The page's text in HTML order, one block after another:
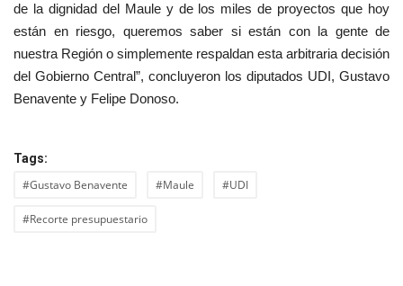
de la dignidad del Maule y de los miles de proyectos que hoy
están en riesgo, queremos saber si están con la gente de
nuestra Región o simplemente respaldan esta arbitraria decisión
del Gobierno Central”, concluyeron los diputados UDI, Gustavo
Benavente y Felipe Donoso.
Tags:
#Gustavo Benavente #Maule #UDI
#Recorte presupuestario